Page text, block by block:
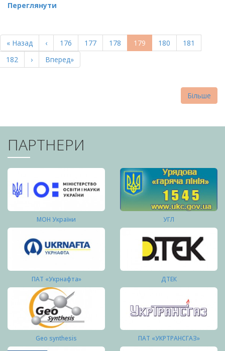
Переглянути
НА
СТОРІНКИ
Перша
сторінка
« Назад
Попередня
сторінка
‹ Page
176 Page
177 Page
178
Поточна
сторінка
179 Page
180 Page
181
Page
182
Наступна
сторінка
›
Остання
сторінка
Вперед»
Більше
ПАРТНЕРИ
МОН України УГЛ
ПАТ «Укрнафта» ДТЕК
Geo synthesis ПАТ «УКРТРАНСГАЗ»